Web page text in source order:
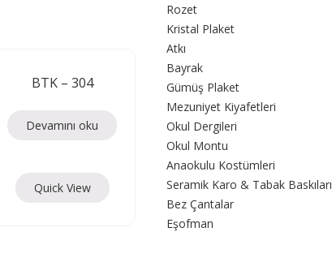
BTK – 304
Devamını oku
Quick View
Rozet
Kristal Plaket
Atkı
Bayrak
Gümüş Plaket
Mezuniyet Kiyafetleri
Okul Dergileri
Okul Montu
Anaokulu Kostümleri
Seramik Karo & Tabak Baskıları
Bez Çantalar
Eşofman